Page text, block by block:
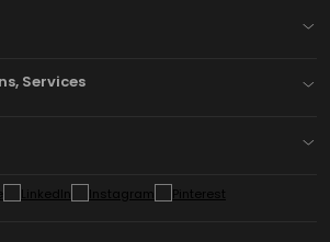
Services